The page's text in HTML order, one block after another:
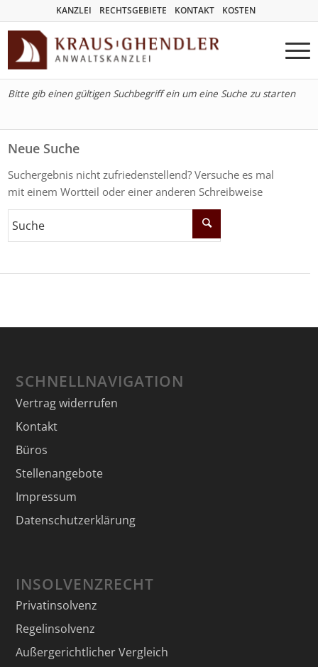
KANZLEI RECHTSGEBIETE KONTAKT KOSTEN
Bitte gib einen gültigen Suchbegriff ein um eine Suche zu starten
Neue Suche
Suchergebnis nicht zufriedenstellend? Versuche es mal
mit einem Wortteil oder einer anderen Schreibweise
SCHNELLNAVIGATION
Vertrag widerrufen
Kontakt
Büros
Stellenangebote
Impressum
Datenschutzerklärung
INSOLVENZRECHT
Privatinsolvenz
Regelinsolvenz
Außergerichtlicher Vergleich